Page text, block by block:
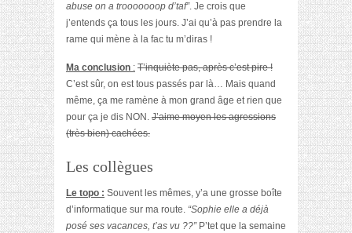
abuse on a trooooooop d’taf”. Je crois que
j’entends ça tous les jours. J’ai qu’à pas prendre la
rame qui mène à la fac tu m’diras !
Ma conclusion : T’inquiète pas, après c’est pire !
C’est sûr, on est tous passés par là… Mais quand
même, ça me ramène à mon grand âge et rien que
pour ça je dis NON. J’aime moyen les agressions
(très bien) cachées.
Les collègues
Le topo : Souvent les mêmes, y’a une grosse boîte
d’informatique sur ma route. “Sophie elle a déjà
posé ses vacances, t’as vu ??” P’tet que la semaine